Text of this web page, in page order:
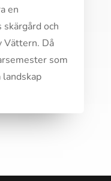
en
och
Vättern. Då
som